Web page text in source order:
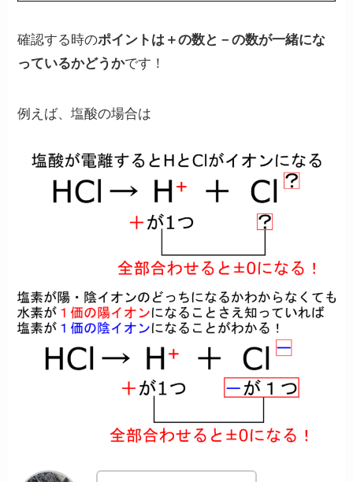
確認する時のポイントは＋の数と－の数が一緒にな
っているかどうかです！
例えば、塩酸の場合は